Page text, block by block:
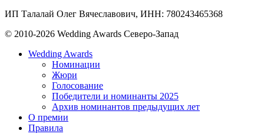
ИП Талалай Олег Вячеславович, ИНН: 780243465368
© 2010-2026 Wedding Awards Северо-Запад
Wedding Awards
Номинации
Жюри
Голосование
Победители и номинанты 2025
Архив номинантов предыдущих лет
О премии
Правила